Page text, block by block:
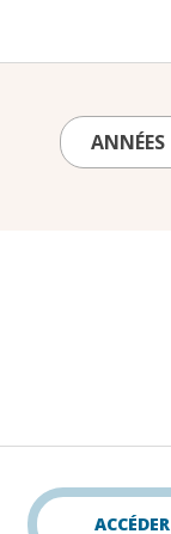
ACCÉDER